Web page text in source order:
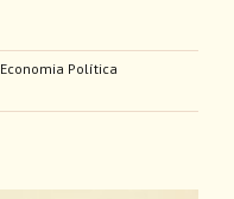
Economia Política